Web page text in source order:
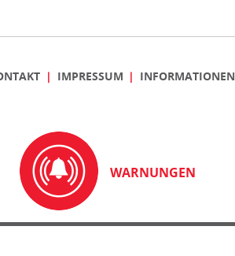
IMPRESSUM INFORMATIONEN
WARNUNGEN